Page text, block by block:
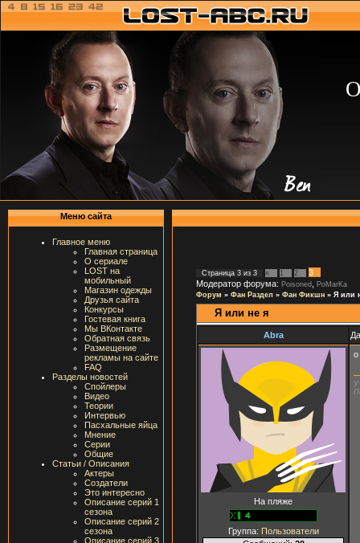
Меню сайта
Главное меню
Главная страница
О сериале
LOST на
мобильный
Магазин одежды
Друзья сайта
Конкурсы
Гостевая книга
Мы ВКонтакте
Обратная связь
Размещение
рекламы на сайте
FAQ
Разделы новостей
Спойлеры
Видео
Теории
Интервью
Пасхальные яйца
Мнение
Серии
Общие
Статьи / Описания
Актеры
Создатели
Это интересно
Описание серий 1
сезона
Описание серий 2
сезона
Описание серий 3
Страница 3 из 3 « 1 2
3
Модератор форума: Poisoned
PoMarKa
Форум » Фан Раздел » Фан Фикшн » Я или
Я или не я
Abra
На пляже
Группа: Пользователи
о
У